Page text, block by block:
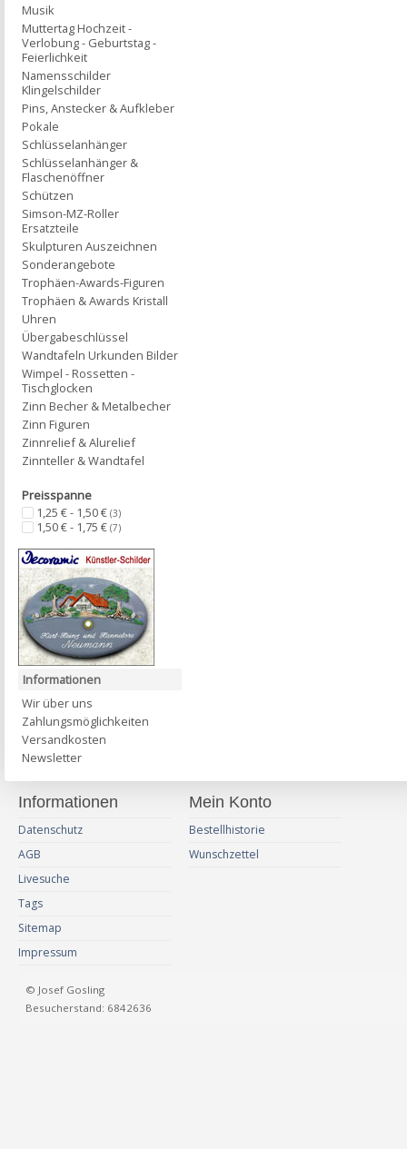
Musik
Muttertag Hochzeit -
Verlobung - Geburtstag -
Feierlichkeit
Namensschilder
Klingelschilder
Pins, Anstecker & Aufkleber
Pokale
Schlüsselanhänger
Schlüsselanhänger &
Flaschenöffner
Schützen
Simson-MZ-Roller
Ersatzteile
Skulpturen Auszeichnen
Sonderangebote
Trophäen-Awards-Figuren
Trophäen & Awards Kristall
Uhren
Übergabeschlüssel
Wandtafeln Urkunden Bilder
Wimpel - Rossetten -
Tischglocken
Zinn Becher & Metalbecher
Zinn Figuren
Zinnrelief & Alurelief
Zinnteller & Wandtafel
Preisspanne
1,25 € - 1,50 € (3)
1,50 € - 1,75 € (7)
Informationen
Wir über uns
Zahlungsmöglichkeiten
Versandkosten
Newsletter
Informationen
Datenschutz
AGB
Livesuche
Tags
Sitemap
Impressum
Mein Konto
Bestellhistorie
Wunschzettel
© Josef Gosling
Besucherstand: 6842636